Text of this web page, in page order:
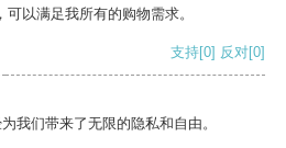
以满足我所有的购物需求。
支持[0] 反对[0]
我们带来了无限的隐私和自由。